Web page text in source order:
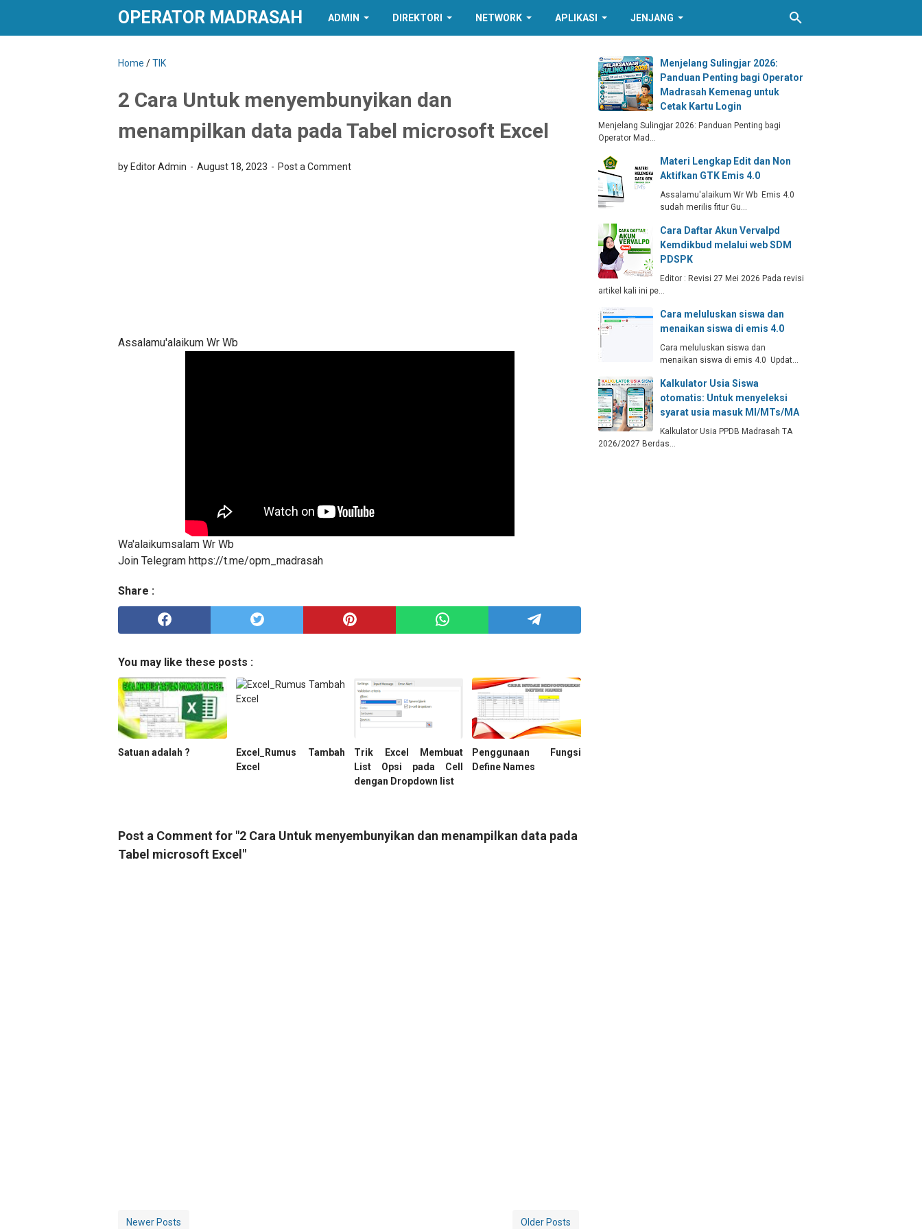
OPERATOR MADRASAH ADMIN DIREKTORI NETWORK APLIKASI JENJANG
Home /TIK
2 Cara Untuk menyembunyikan dan
menampilkan data pada Tabel microsoft Excel
by Editor Admin August 18, 2023 Post a Comment
Assalamu'alaikum Wr Wb
Wa'alaikumsalam Wr Wb
Join Telegram https://t.me/opm_madrasah
Share :
You may like these posts :
Satuan adalah ?
Excel_Rumus Tambah
Excel
Trik Excel Membuat
List Opsi pada Cell
dengan Dropdown list
Penggunaan Fungsi
Define Names
Post a Comment for "2 Cara Untuk menyembunyikan dan menampilkan data pada
Tabel microsoft Excel"
Newer Posts Older Posts
Menjelang Sulingjar 2026:
Panduan Penting bagi Operator
Madrasah Kemenag untuk
Cetak Kartu Login
Menjelang Sulingjar 2026: Panduan Penting bagi
Operator Mad…
Materi Lengkap Edit dan Non
Aktifkan GTK Emis 4.0
Assalamu'alaikum Wr Wb Emis 4.0
sudah merilis fitur Gu…
Cara Daftar Akun Vervalpd
Kemdikbud melalui web SDM
PDSPK
Editor : Revisi 27 Mei 2026 Pada revisi
artikel kali ini pe…
Cara meluluskan siswa dan
menaikan siswa di emis 4.0
Cara meluluskan siswa dan
menaikan siswa di emis 4.0 Updat…
Kalkulator Usia Siswa
otomatis: Untuk menyeleksi
syarat usia masuk MI/MTs/MA
Kalkulator Usia PPDB Madrasah TA
2026/2027 Berdas…